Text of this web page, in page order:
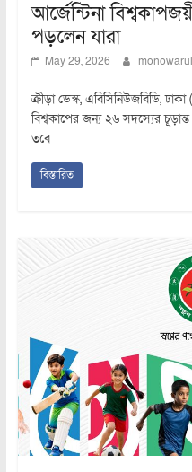
আর্জেন্টিনা
পড়লেন যারা
May 29, 2026 monowarul
ক্রীড়া ডেস্ক, এবিসিনিউজবিডি,
বিশ্বকাপের জন্য ২৬ সদস্যের
তবে
বিস্তারিত